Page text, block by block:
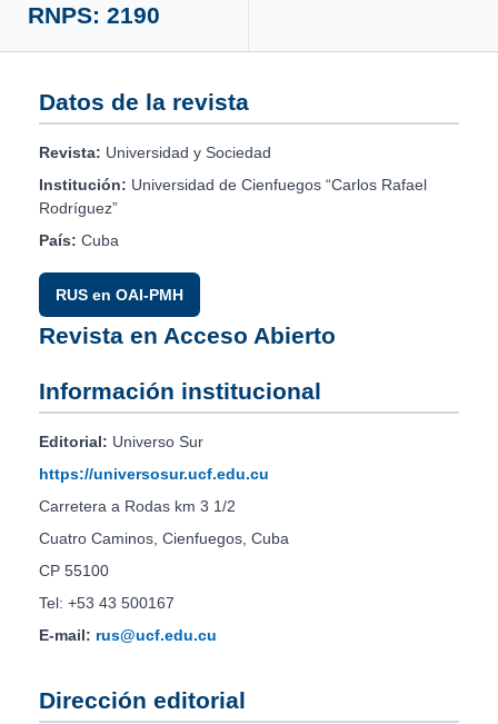
RNPS: 2190
Datos de la revista
Revista: Universidad y Sociedad
Institución: Universidad de Cienfuegos “Carlos Rafael
Rodríguez”
País: Cuba
RUS en OAI-PMH
Revista en Acceso Abierto
Información institucional
Editorial: Universo Sur
https://universosur.ucf.edu.cu
Carretera a Rodas km 3 1/2
Cuatro Caminos, Cienfuegos, Cuba
CP 55100
Tel: +53 43 500167
E-mail: rus@ucf.edu.cu
Dirección editorial